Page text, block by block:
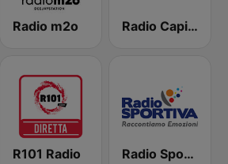
Radio m2o Radio Capital
R101 Radio Radio Sportiva